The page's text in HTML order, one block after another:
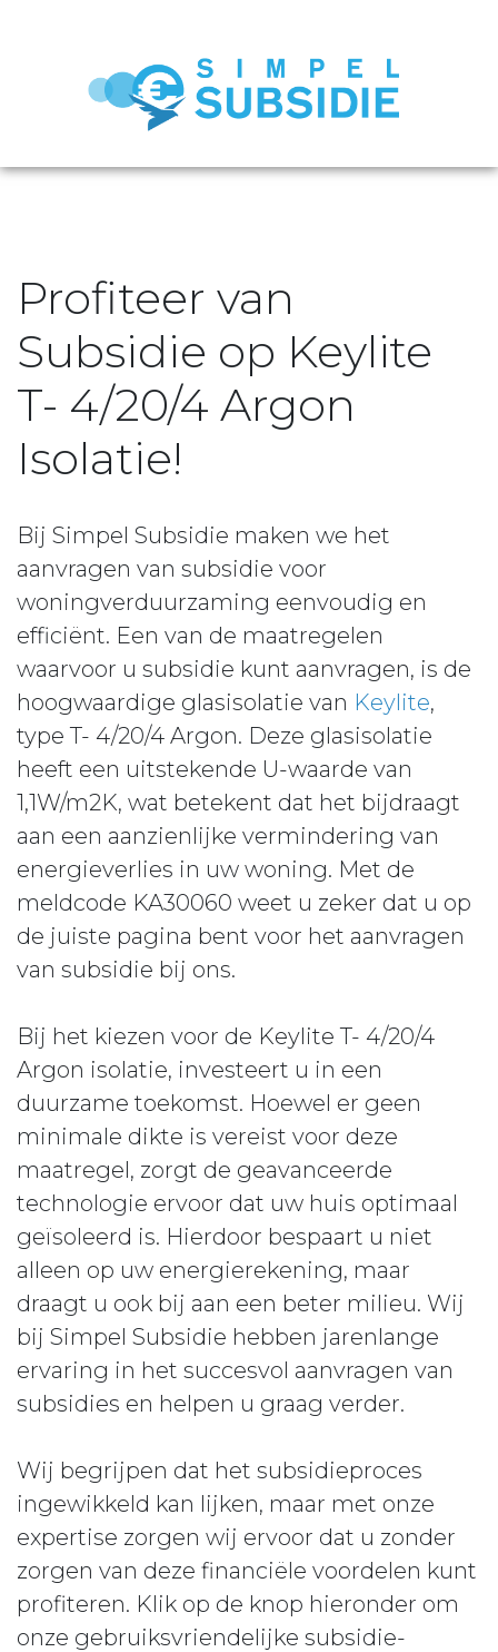
Profiteer van
Subsidie op Keylite
T- 4/20/4 Argon
Isolatie!
Bij Simpel Subsidie maken we het
aanvragen van subsidie voor
woningverduurzaming eenvoudig en
efficiënt. Een van de maatregelen
waarvoor u subsidie kunt aanvragen, is de
hoogwaardige glasisolatie van Keylite,
type T- 4/20/4 Argon. Deze glasisolatie
heeft een uitstekende U-waarde van
1,1W/m2K, wat betekent dat het bijdraagt
aan een aanzienlijke vermindering van
energieverlies in uw woning. Met de
meldcode KA30060 weet u zeker dat u op
de juiste pagina bent voor het aanvragen
van subsidie bij ons.
Bij het kiezen voor de Keylite T- 4/20/4
Argon isolatie, investeert u in een
duurzame toekomst. Hoewel er geen
minimale dikte is vereist voor deze
maatregel, zorgt de geavanceerde
technologie ervoor dat uw huis optimaal
geïsoleerd is. Hierdoor bespaart u niet
alleen op uw energierekening, maar
draagt u ook bij aan een beter milieu. Wij
bij Simpel Subsidie hebben jarenlange
ervaring in het succesvol aanvragen van
subsidies en helpen u graag verder.
Wij begrijpen dat het subsidieproces
ingewikkeld kan lijken, maar met onze
expertise zorgen wij ervoor dat u zonder
zorgen van deze financiële voordelen kunt
profiteren. Klik op de knop hieronder om
onze gebruiksvriendelijke subsidie-